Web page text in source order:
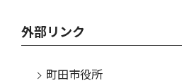
外部リンク
町田市役所